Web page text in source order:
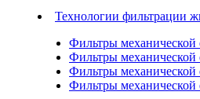
Технологии фильтрации
Фильтры
Фильтры
Фильтры
Фильтры